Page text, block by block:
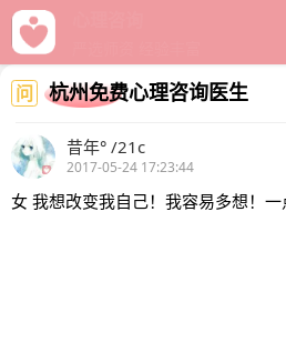
问 杭州免费心理咨询医生
昔年° /21c
2017-05-24 17:23:44
女 我想改变我自己！我容易多想！